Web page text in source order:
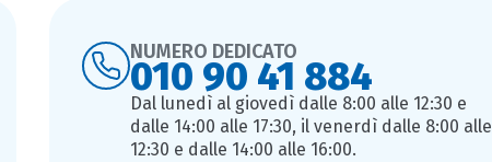
NUMERO DEDICATO
010 90 41 884
Dal lunedì al giovedì dalle 8:00 alle 12:30 e
dalle 14:00 alle 17:30, il venerdì dalle 8:00 alle
12:30 e dalle 14:00 alle 16:00.